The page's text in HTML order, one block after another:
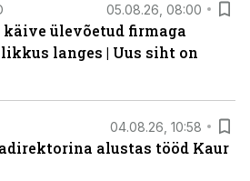
05.08.26, 08:00
käive ülevõetud firmaga
langes | Uus siht on
04.08.26, 10:58
alustas tööd Kaur